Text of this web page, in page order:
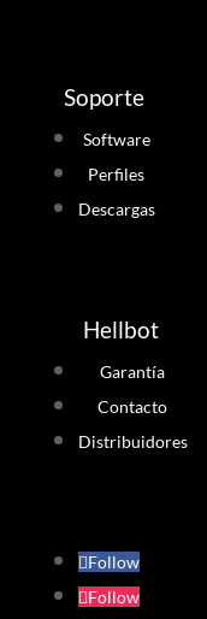
Soporte
Software
Perfiles
Descargas
Hellbot
Garantía
Contacto
Distribuidores
Follow
Follow